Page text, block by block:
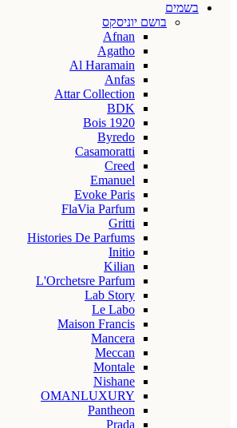
בשמים
בושם יוניסקס
Afnan
Agatho
Al Haramain
Anfas
Attar Collection
BDK
Bois 1920
Byredo
Casamoratti
Creed
Emanuel
Evoke Paris
FlaVia Parfum
Gritti
Histories De Parfums
Initio
Kilian
L'Orchetsre Parfum
Lab Story
Le Labo
Maison Francis
Mancera
Meccan
Montale
Nishane
OMANLUXURY
Pantheon
Prada